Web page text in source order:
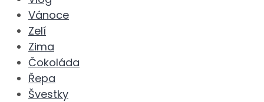
Vánoce
Zelí
Zima
Čokoláda
Řepa
Švestky